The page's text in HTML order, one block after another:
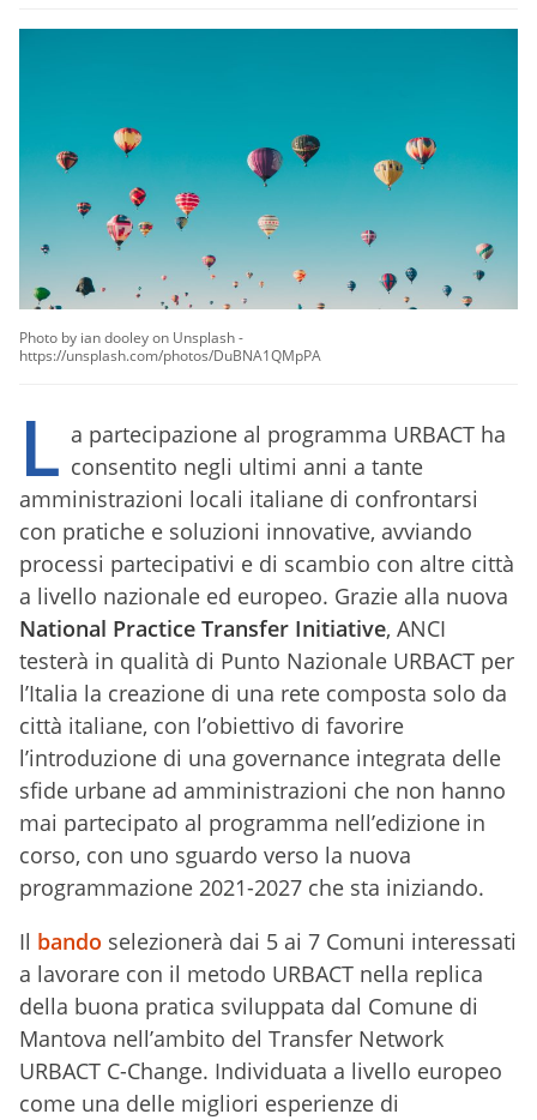
Photo by ian dooley on Unsplash -
https://unsplash.com/photos/DuBNA1QMpPA
L a partecipazione al programma URBACT ha
consentito negli ultimi anni a tante
amministrazioni locali italiane di confrontarsi
con pratiche e soluzioni innovative, avviando
processi partecipativi e di scambio con altre città
a livello nazionale ed europeo. Grazie alla nuova
National Practice Transfer Initiative, ANCI
testerà in qualità di Punto Nazionale URBACT per
l’Italia la creazione di una rete composta solo da
città italiane, con l’obiettivo di favorire
l’introduzione di una governance integrata delle
sfide urbane ad amministrazioni che non hanno
mai partecipato al programma nell’edizione in
corso, con uno sguardo verso la nuova
programmazione 2021-2027 che sta iniziando.
Il bando selezionerà dai 5 ai 7 Comuni interessati
a lavorare con il metodo URBACT nella replica
della buona pratica sviluppata dal Comune di
Mantova nell’ambito del Transfer Network
URBACT C-Change. Individuata a livello europeo
come una delle migliori esperienze di